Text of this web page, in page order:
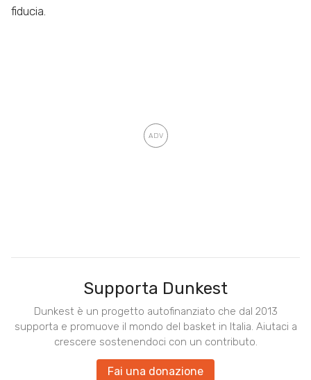
fiducia.
Supporta Dunkest
Dunkest è un progetto autofinanziato che dal 2013
supporta e promuove il mondo del basket in Italia. Aiutaci a
crescere sostenendoci con un contributo.
Fai una donazione